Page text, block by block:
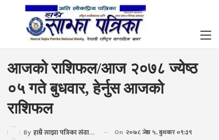
आजको राशिफल/आज २०७८ ज्येष्ठ
०५ गते बुधवार, हेर्नुस आजको
राशिफल
By हाम्रै साझा पत्रिका संवाददाता On २०७८ जेष्ठ ५, बुधबार ०९:३९